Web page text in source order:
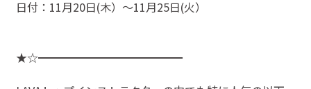
日付：11月20日(木）〜11月25日(火）
★☆━━━━━━━━━━━━━